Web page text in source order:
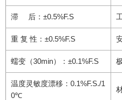
滞 后：±0.5%F.S
重 复 性：±0.5%F.S
蠕变（30min）：±0.1%F.S
温度灵敏度漂移：0.1%F.S./1
0℃